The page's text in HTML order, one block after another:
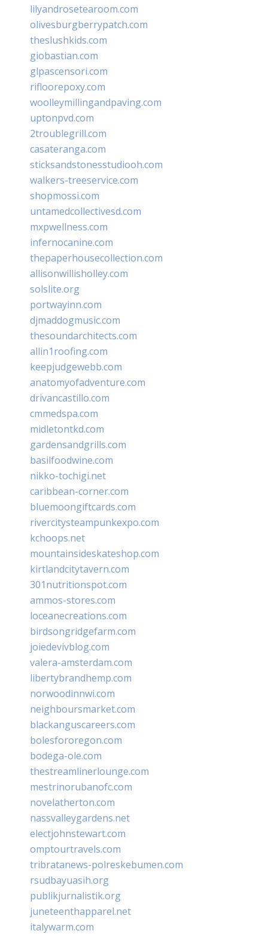
lilyandrosetearoom.com
olivesburgberrypatch.com
theslushkids.com
giobastian.com
glpascensori.com
rifloorepoxy.com
woolleymillingandpaving.com
uptonpvd.com
2troublegrill.com
casateranga.com
sticksandstonesstudiooh.com
walkers-treeservice.com
shopmossi.com
untamedcollectivesd.com
mxpwellness.com
infernocanine.com
thepaperhousecollection.com
allisonwillisholley.com
solslite.org
portwayinn.com
djmaddogmusic.com
thesoundarchitects.com
allin1roofing.com
keepjudgewebb.com
anatomyofadventure.com
drivancastillo.com
cmmedspa.com
midletontkd.com
gardensandgrills.com
basilfoodwine.com
nikko-tochigi.net
caribbean-corner.com
bluemoongiftcards.com
rivercitysteampunkexpo.com
kchoops.net
mountainsideskateshop.com
kirtlandcitytavern.com
301nutritionspot.com
ammos-stores.com
loceanecreations.com
birdsongridgefarm.com
joiedevivblog.com
valera-amsterdam.com
libertybrandhemp.com
norwoodinnwi.com
neighboursmarket.com
blackanguscareers.com
bolesfororegon.com
bodega-ole.com
thestreamlinerlounge.com
mestrinorubanofc.com
novelatherton.com
nassvalleygardens.net
electjohnstewart.com
omptourtravels.com
tribratanews-polreskebumen.com
rsudbayuasih.org
publikjurnalistik.org
juneteenthapparel.net
italywarm.com